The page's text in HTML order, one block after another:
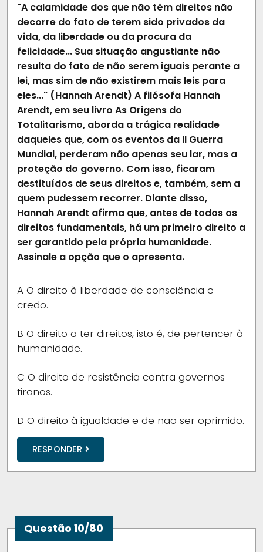
"A calamidade dos que não têm direitos não
decorre do fato de terem sido privados da
vida, da liberdade ou da procura da
felicidade... Sua situação angustiante não
resulta do fato de não serem iguais perante a
lei, mas sim de não existirem mais leis para
eles..." (Hannah Arendt) A filósofa Hannah
Arendt, em seu livro As Origens do
Totalitarismo, aborda a trágica realidade
daqueles que, com os eventos da II Guerra
Mundial, perderam não apenas seu lar, mas a
proteção do governo. Com isso, ficaram
destituídos de seus direitos e, também, sem a
quem pudessem recorrer. Diante disso,
Hannah Arendt afirma que, antes de todos os
direitos fundamentais, há um primeiro direito a
ser garantido pela própria humanidade.
Assinale a opção que o apresenta.
A O direito à liberdade de consciência e
credo.
B O direito a ter direitos, isto é, de pertencer à
humanidade.
C O direito de resistência contra governos
tiranos.
D O direito à igualdade e de não ser oprimido.
RESPONDER
Questão 10/80